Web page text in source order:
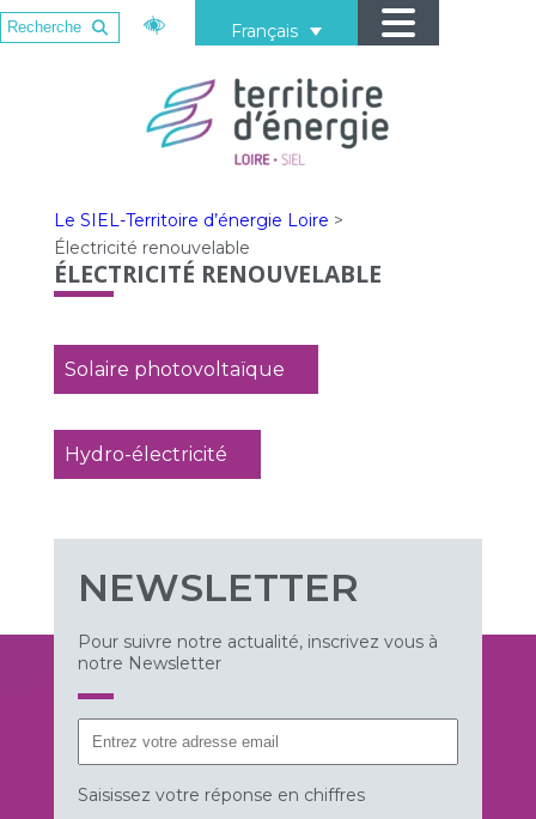
Français
Le SIEL-Territoire d’énergie Loire >
Électricité renouvelable
ÉLECTRICITÉ RENOUVELABLE
Solaire photovoltaïque
Hydro-électricité
NEWSLETTER
Pour suivre notre actualité, inscrivez vous à
notre Newsletter
Saisissez votre réponse en chiffres